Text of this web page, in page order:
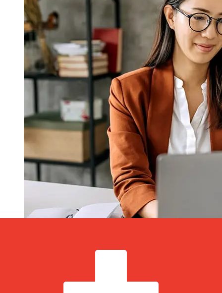
ATB Financial CAD 到CHF 的传输速度